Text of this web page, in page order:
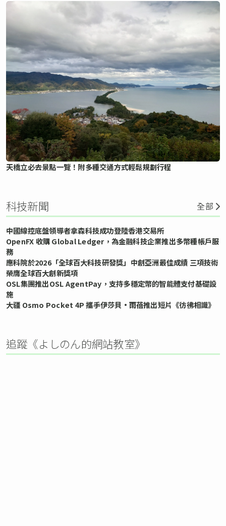
天橋立必去景點一覽！附多種交通方式輕鬆規劃行程
科技新聞 全部
中國線控底盤領導者拿森科技成功登陸香港交易所
OpenFX 收購 Global Ledger，為金融科技企業推出多幣種帳戶服
務
應科院於2026「全球百大科技研發獎」中創亞洲最佳成績 三項技術
榮膺全球百大創新獎項
OSL集團推出OSL AgentPay，支持多穩定幣的智能體支付基礎設
施
大疆 Osmo Pocket 4P 攜手伊莎貝•雨蓓推出短片《彷彿相識》
追蹤《よしのん的網站教室》